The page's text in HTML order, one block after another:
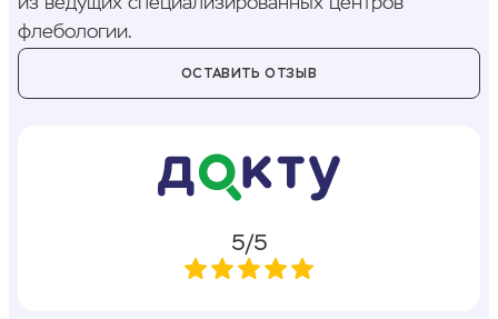
флебологии.
ОСТАВИТЬ ОТЗЫВ
5/5